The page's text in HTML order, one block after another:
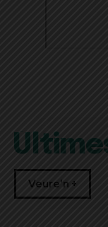
Veure'n +